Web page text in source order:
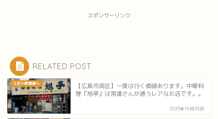
スポンサーリンク
RELATED POST
うまい焼飯探し
【広島市南区】一度は行く価値あります。中華料
理『旭亭』は常連さんが通うレアなお店です。。
2023年10月30日